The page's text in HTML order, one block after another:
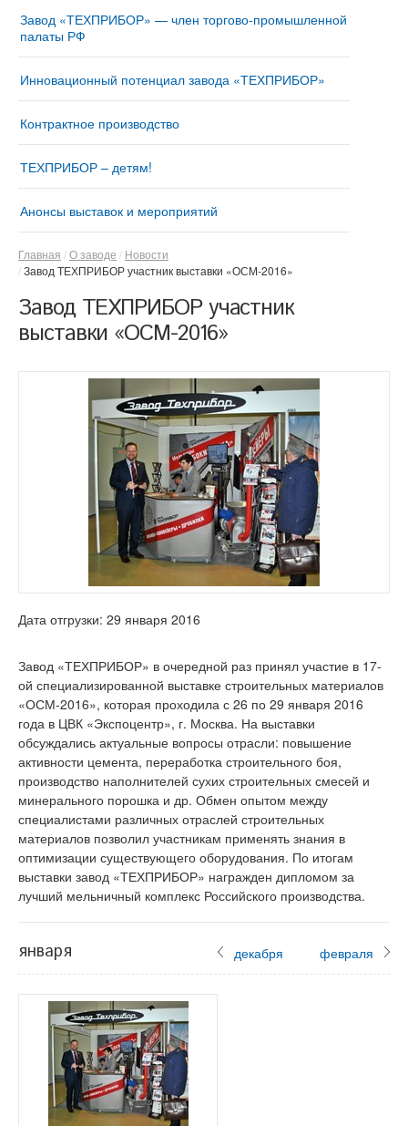
Завод «ТЕХПРИБОР» — член торгово-промышленной
палаты РФ
Инновационный потенциал завода «ТЕХПРИБОР»
Контрактное производство
ТЕХПРИБОР – детям!
Анонсы выставок и мероприятий
Главная О заводе
Новости
Завод ТЕХПРИБОР участник выставки «ОСМ-2016»
Завод ТЕХПРИБОР участник
выставки «ОСМ-2016»
Дата отгрузки: 29 января 2016
Завод «ТЕХПРИБОР» в очередной раз принял участие в 17-
ой специализированной выставке строительных материалов
«ОСМ-2016», которая проходила с 26 по 29 января 2016
года в ЦВК «Экспоцентр», г. Москва. На выставки
обсуждались актуальные вопросы отрасли: повышение
активности цемента, переработка строительного боя,
производство наполнителей сухих строительных смесей и
минерального порошка и др. Обмен опытом между
специалистами различных отраслей строительных
материалов позволил участникам применять знания в
оптимизации существующего оборудования. По итогам
выставки завод «ТЕХПРИБОР» награжден дипломом за
лучший мельничный комплекс Российского производства.
декабря февраля
января